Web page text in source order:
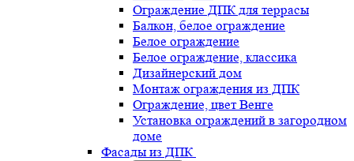
Ограждение ДПК для террасы
Балкон, белое ограждение
Белое ограждение
Белое ограждение, классика
Дизайнерский дом
Монтаж ограждения из ДПК
Ограждение, цвет Венге
Установка ограждений в загородном
доме
Фасады из ДПК